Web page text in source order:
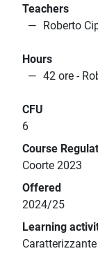
Teachers
Roberto
Hours
42 ore -
CFU
6
Course
Coorte 2023
Offered
2024/25
Learning
Caratterizzante